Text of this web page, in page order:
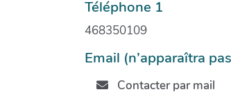
Téléphone 1
468350109
Email (n’apparaîtra
Contacter par mail